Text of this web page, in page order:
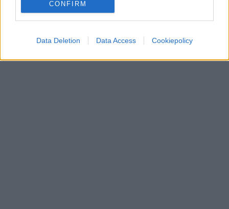
CONFIRM
Data Deletion Data Access Cookiepolicy